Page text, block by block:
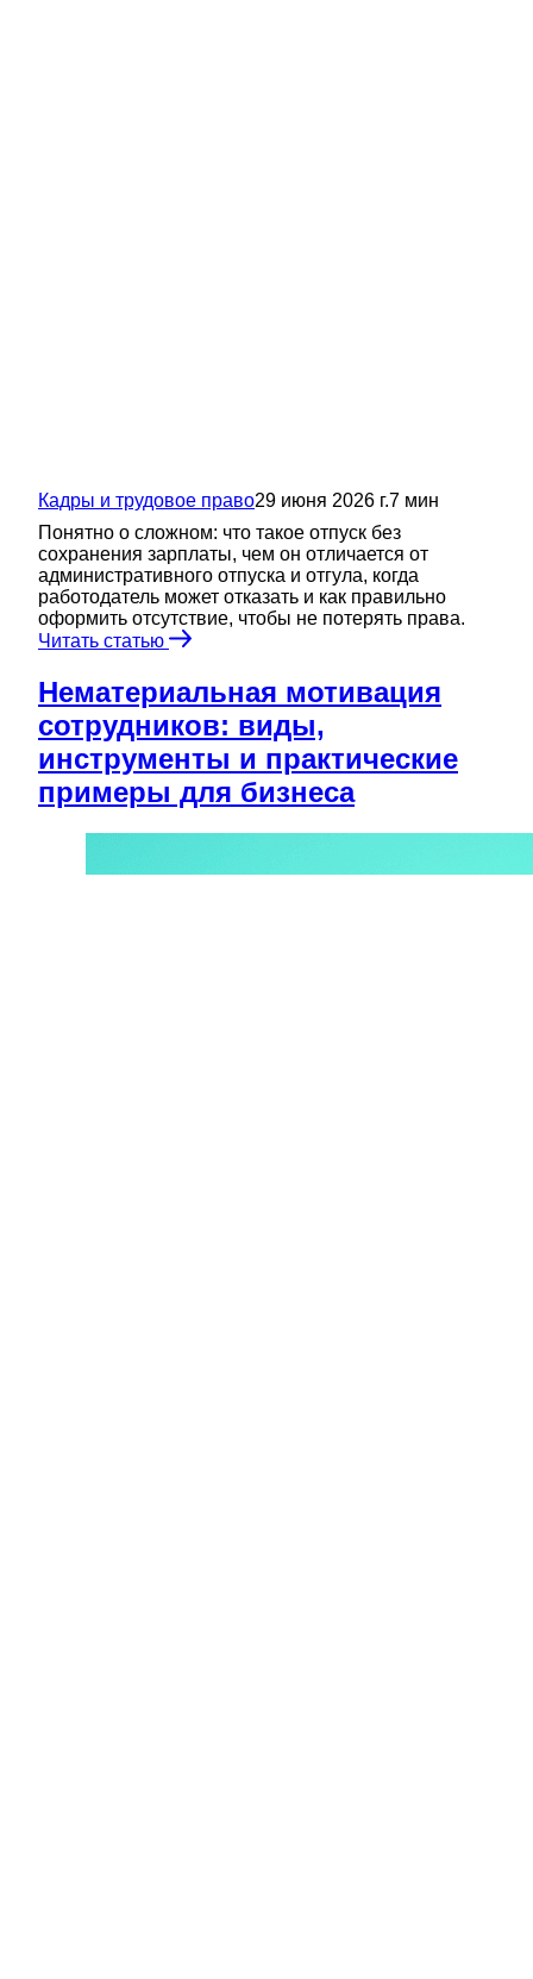
Кадры и трудовое право29 июня 2026 г.7 мин
Понятно о сложном: что такое отпуск без
сохранения зарплаты, чем он отличается от
административного отпуска и отгула, когда
работодатель может отказать и как правильно
оформить отсутствие, чтобы не потерять права.
Читать статью
Нематериальная мотивация
сотрудников: виды,
инструменты и практические
примеры для бизнеса